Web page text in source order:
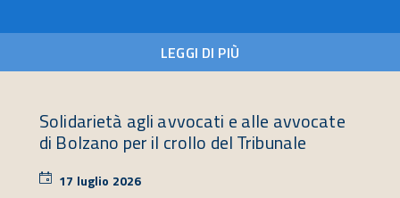
LEGGI DI PIÙ
Solidarietà agli avvocati e alle avvocate
di Bolzano per il crollo del Tribunale
17 luglio 2026